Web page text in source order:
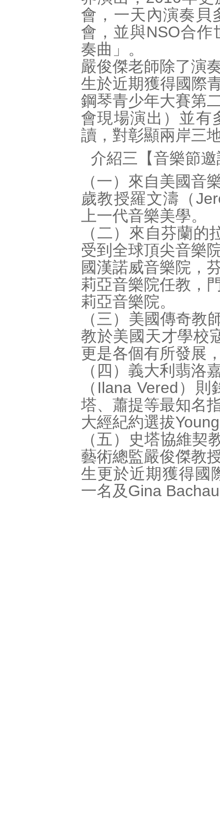
會，一天內演奏貝
會，並與NSO合
奏曲」。
嚴俊傑老師除了演
生於近期獲得國際
鋼琴青少年大賽第
會現場演出）並有
讀，對彰顯兩岸三
介紹三【音樂節
（一）來自美國音
歲教授羅文濤（
上一代音樂美學。
（二）來自芬蘭
受到全球頂尖音樂
國漢諾威音樂院，
莉亞音樂院任教，
莉亞音樂院。
（三）美國傳奇教
教於美國天才學校
更是各個有所發展
（四）義大利翡洛
（Ilana Vered）
塔、蕭提等最知名
大經紀約選拔
（五）史塔協維契
藝術總監嚴俊傑教
生更於近期獲得國
一名及Gina